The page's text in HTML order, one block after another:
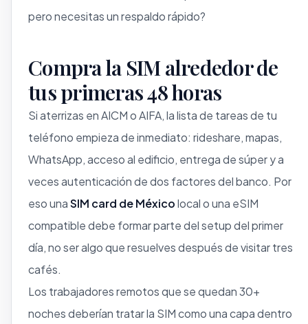
pero necesitas un respaldo rápido?
Compra la SIM alrededor de
tus primeras 48 horas
Si aterrizas en AICM o AIFA, la lista de tareas de tu
teléfono empieza de inmediato: rideshare, mapas,
WhatsApp, acceso al edificio, entrega de súper y a
veces autenticación de dos factores del banco. Por
eso unaSIM card de Méxicolocal o una eSIM
compatible debe formar parte del setup del primer
día, no ser algo que resuelves después de visitar tres
cafés.
Los trabajadores remotos que se quedan 30+
noches deberían tratar la SIM como una capa dentro